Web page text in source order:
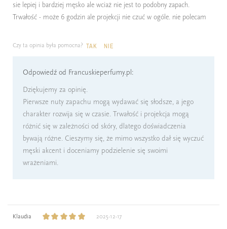
sie lepiej i bardziej męsko ale wciaż nie jest to podobny zapach.
Trwałość - może 6 godzin ale projekcji nie czuć w ogóle. nie polecam
Czy ta opinia była pomocna? TAK NIE
Odpowiedź od Francuskieperfumy.pl:
Dziękujemy za opinię.
Pierwsze nuty zapachu mogą wydawać się słodsze, a jego
charakter rozwija się w czasie. Trwałość i projekcja mogą
różnić się w zależności od skóry, dlatego doświadczenia
bywają różne. Cieszymy się, że mimo wszystko dał się wyczuć
męski akcent i doceniamy podzielenie się swoimi
wrażeniami.
Klaudia 2025-12-17